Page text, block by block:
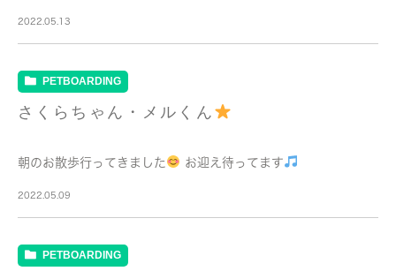
にお声掛けください。
2022.05.13
PETBOARDING
さくらちゃん・メルくん
朝のお散歩行ってきました お迎え待ってます
2022.05.09
PETBOARDING